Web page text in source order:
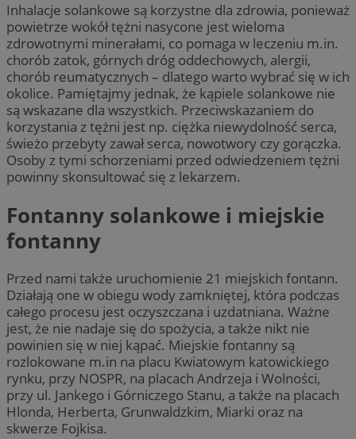
Inhalacje solankowe są korzystne dla zdrowia, ponieważ
powietrze wokół tężni nasycone jest wieloma
zdrowotnymi minerałami, co pomaga w leczeniu m.in.
chorób zatok, górnych dróg oddechowych, alergii,
chorób reumatycznych – dlatego warto wybrać się w ich
okolice. Pamiętajmy jednak, że kąpiele solankowe nie
są wskazane dla wszystkich. Przeciwskazaniem do
korzystania z tężni jest np. ciężka niewydolność serca,
świeżo przebyty zawał serca, nowotwory czy gorączka.
Osoby z tymi schorzeniami przed odwiedzeniem tężni
powinny skonsultować się z lekarzem.
Fontanny solankowe i miejskie
fontanny
Przed nami także uruchomienie 21 miejskich fontann.
Działają one w obiegu wody zamkniętej, która podczas
całego procesu jest oczyszczana i uzdatniana. Ważne
jest, że nie nadaje się do spożycia, a także nikt nie
powinien się w niej kąpać. Miejskie fontanny są
rozlokowane m.in na placu Kwiatowym katowickiego
rynku, przy NOSPR, na placach Andrzeja i Wolności,
przy ul. Jankego i Górniczego Stanu, a także na placach
Hlonda, Herberta, Grunwaldzkim, Miarki oraz na
skwerze Fojkisa.